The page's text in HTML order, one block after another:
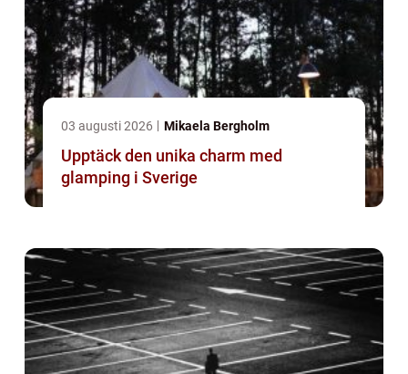
03 augusti 2026 Mikaela Bergholm
Upptäck den unika charm med
glamping i Sverige